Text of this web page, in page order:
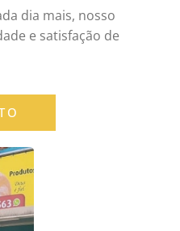
dia mais, nosso
e satisfação de